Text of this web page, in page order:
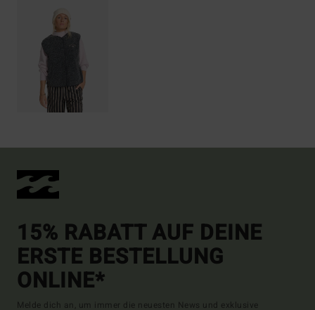
15% RABATT AUF DEINE
ERSTE BESTELLUNG
ONLINE*
Melde dich an, um immer die neuesten News und exklusive